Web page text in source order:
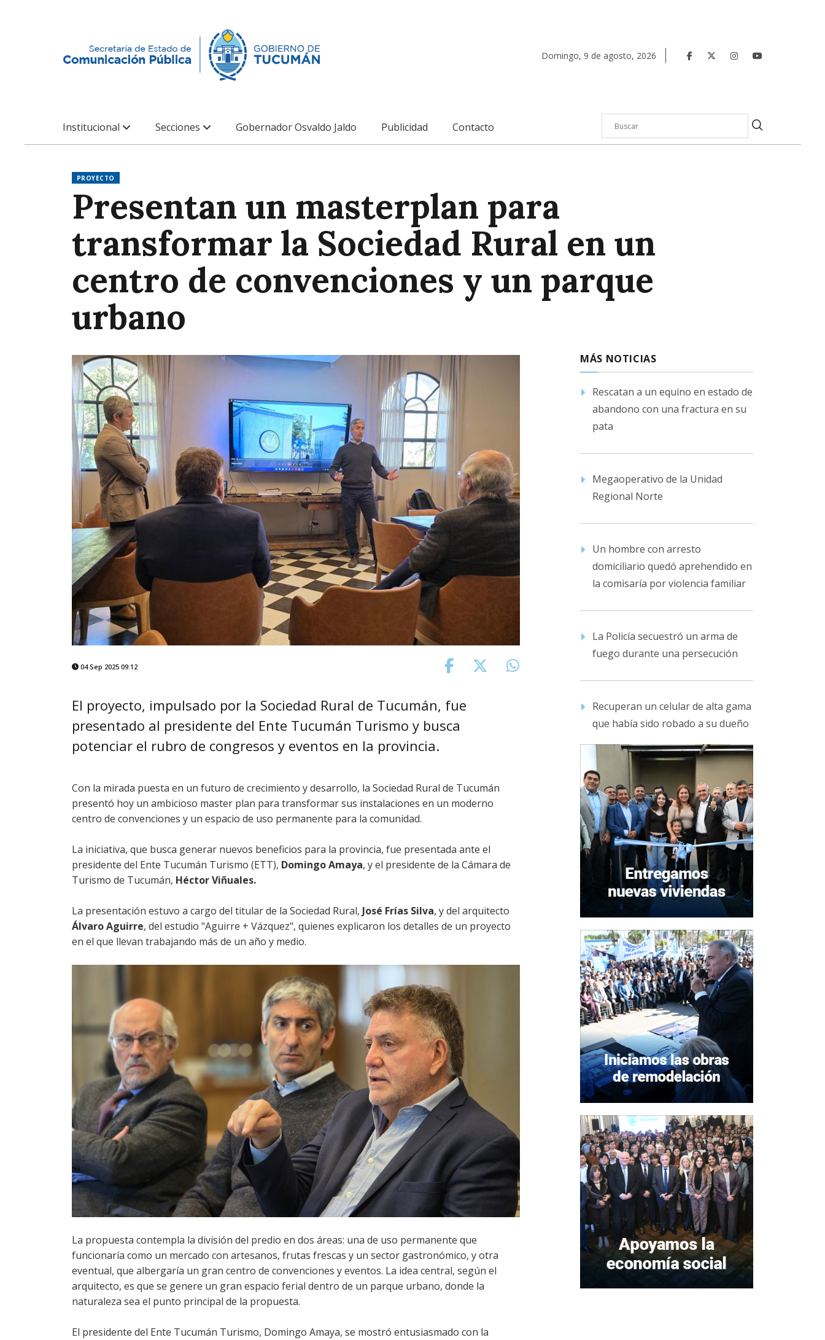
Domingo, 9 de agosto, 2026
Institucional Secciones Gobernador Osvaldo Jaldo Publicidad Contacto
PROYECTO
Presentan un masterplan para
transformar la Sociedad Rural en un
centro de convenciones y un parque
urbano
04 Sep 2025 09:12
El proyecto, impulsado por la Sociedad Rural de Tucumán, fue
presentado al presidente del Ente Tucumán Turismo y busca
potenciar el rubro de congresos y eventos en la provincia.
Con la mirada puesta en un futuro de crecimiento y desarrollo, la Sociedad Rural de Tucumán
presentó hoy un ambicioso master plan para transformar sus instalaciones en un moderno
centro de convenciones y un espacio de uso permanente para la comunidad.
La iniciativa, que busca generar nuevos beneficios para la provincia, fue presentada ante el
presidente del Ente Tucumán Turismo (ETT), Domingo Amaya, y el presidente de la Cámara de
Turismo de Tucumán, Héctor Viñuales.
La presentación estuvo a cargo del titular de la Sociedad Rural, José Frías Silva, y del arquitecto
Álvaro Aguirre, del estudio "Aguirre + Vázquez", quienes explicaron los detalles de un proyecto
en el que llevan trabajando más de un año y medio.
La propuesta contempla la división del predio en dos áreas: una de uso permanente que
funcionaría como un mercado con artesanos, frutas frescas y un sector gastronómico, y otra
eventual, que albergaría un gran centro de convenciones y eventos. La idea central, según el
arquitecto, es que se genere un gran espacio ferial dentro de un parque urbano, donde la
naturaleza sea el punto principal de la propuesta.
El presidente del Ente Tucumán Turismo, Domingo Amaya, se mostró entusiasmado con la
MÁS NOTICIAS
Rescatan a un equino en estado de
abandono con una fractura en su
pata
Megaoperativo de la Unidad
Regional Norte
Un hombre con arresto
domiciliario quedó aprehendido en
la comisaría por violencia familiar
La Policía secuestró un arma de
fuego durante una persecución
Recuperan un celular de alta gama
que había sido robado a su dueño